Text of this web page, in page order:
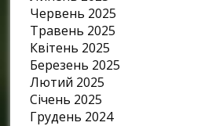
Червень 2025
Травень 2025
Квітень 2025
Березень 2025
Лютий 2025
Січень 2025
Грудень 2024